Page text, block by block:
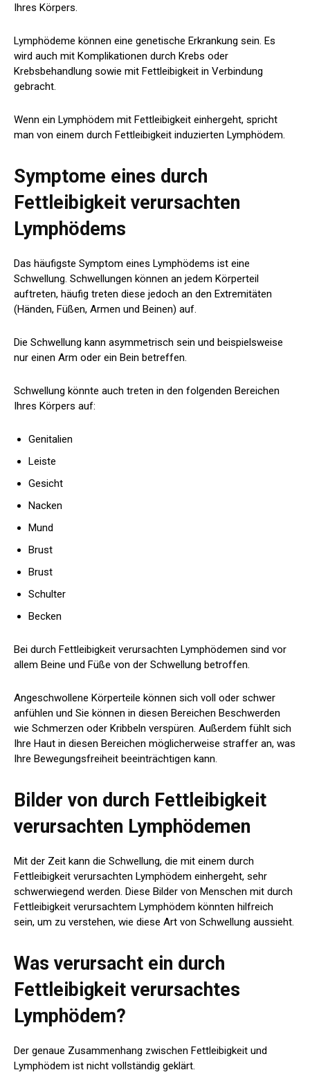
Ihres Körpers.
Lymphödeme können eine genetische Erkrankung sein. Es
wird auch mit Komplikationen durch Krebs oder
Krebsbehandlung sowie mit Fettleibigkeit in Verbindung
gebracht.
Wenn ein Lymphödem mit Fettleibigkeit einhergeht, spricht
man von einem durch Fettleibigkeit induzierten Lymphödem.
Symptome eines durch
Fettleibigkeit verursachten
Lymphödems
Das häufigste Symptom eines Lymphödems ist eine
Schwellung. Schwellungen können an jedem Körperteil
auftreten, häufig treten diese jedoch an den Extremitäten
(Händen, Füßen, Armen und Beinen) auf.
Die Schwellung kann asymmetrisch sein und beispielsweise
nur einen Arm oder ein Bein betreffen.
Schwellung könnte auch treten in den folgenden Bereichen
Ihres Körpers auf:
Genitalien
Leiste
Gesicht
Nacken
Mund
Brust
Brust
Schulter
Becken
Bei durch Fettleibigkeit verursachten Lymphödemen sind vor
allem Beine und Füße von der Schwellung betroffen.
Angeschwollene Körperteile können sich voll oder schwer
anfühlen und Sie können in diesen Bereichen Beschwerden
wie Schmerzen oder Kribbeln verspüren. Außerdem fühlt sich
Ihre Haut in diesen Bereichen möglicherweise straffer an, was
Ihre Bewegungsfreiheit beeinträchtigen kann.
Bilder von durch Fettleibigkeit
verursachten Lymphödemen
Mit der Zeit kann die Schwellung, die mit einem durch
Fettleibigkeit verursachten Lymphödem einhergeht, sehr
schwerwiegend werden. Diese Bilder von Menschen mit durch
Fettleibigkeit verursachtem Lymphödem könnten hilfreich
sein, um zu verstehen, wie diese Art von Schwellung aussieht.
Was verursacht ein durch
Fettleibigkeit verursachtes
Lymphödem?
Der genaue Zusammenhang zwischen Fettleibigkeit und
Lymphödem ist nicht vollständig geklärt.